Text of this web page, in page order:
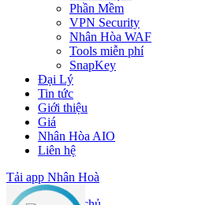
Phần Mềm
VPN Security
Nhân Hòa WAF
Tools miễn phí
SnapKey
Đại Lý
Tin tức
Giới thiệu
Giá
Nhân Hòa AIO
Liên hệ
Tải app Nhân Hoà